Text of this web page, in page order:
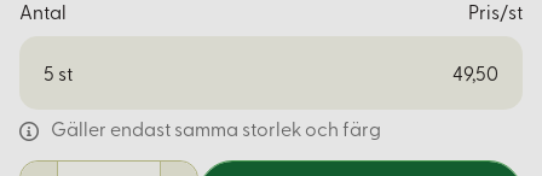
Antal Pris/st
5 st 49,50
Gäller endast samma storlek och färg